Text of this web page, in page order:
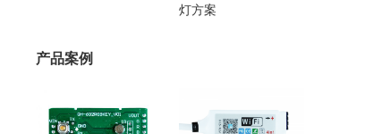
灯方案
产品案例